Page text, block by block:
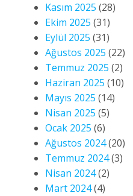
Kasım 2025 (28)
Ekim 2025 (31)
Eylül 2025 (31)
Ağustos 2025 (22)
Temmuz 2025 (2)
Haziran 2025 (10)
Mayıs 2025 (14)
Nisan 2025 (5)
Ocak 2025 (6)
Ağustos 2024(20)
Temmuz 2024(3)
Nisan 2024(2)
Mart 2024(4)